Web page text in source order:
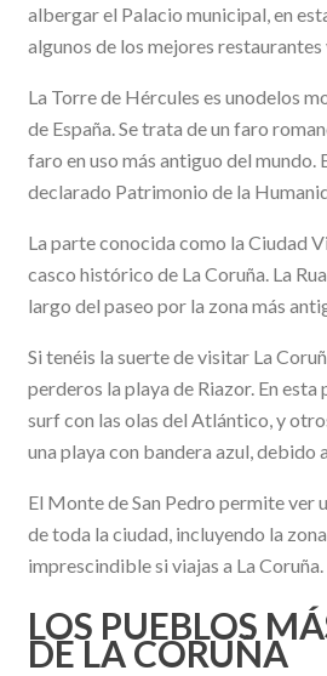
albergar el Palacio municipal, en
algunos de los mejores restaurantes
La Torre de Hércules es unodelos
de España. Se trata de un faro
faro en uso más antiguo del mundo.
declarado Patrimonio de la
La parte conocida como la Ciudad
casco histórico de La Coruña. La
largo del paseo por la zona más
Si tenéis la suerte de visitar La
perderos la playa de Riazor. En
surf con las olas del Atlántico, y
una playa con bandera azul, debido
El Monte de San Pedro permite ver
de toda la ciudad, incluyendo la
imprescindible si viajas a La Coruña.
LOS PUEBLOS
DE LA CORUÑA